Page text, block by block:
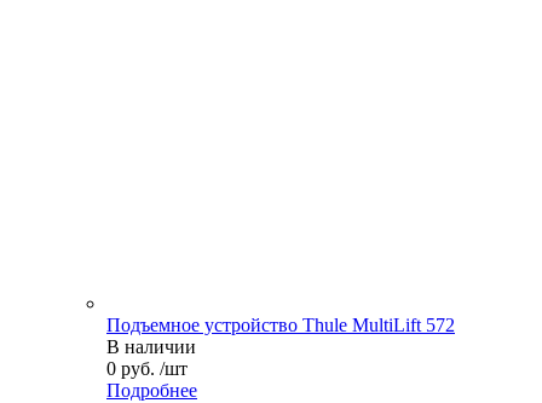
Подъемное устройство Thule MultiLift 572
В наличии
0 руб. /шт
Подробнее